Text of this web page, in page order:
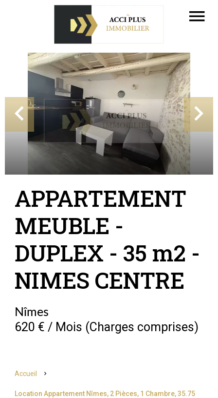
APPARTEMENT
MEUBLE -
DUPLEX - 35 m2 -
NIMES CENTRE
Nîmes
620 € / Mois (Charges comprises)
Accueil
Location Appartement Nîmes, 2 Pièces, 1 Chambre, 35.75